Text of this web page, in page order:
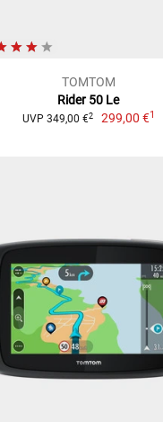
TOMTOM
Rider 50 Le
UVP 349,00 €2 299,00 €1